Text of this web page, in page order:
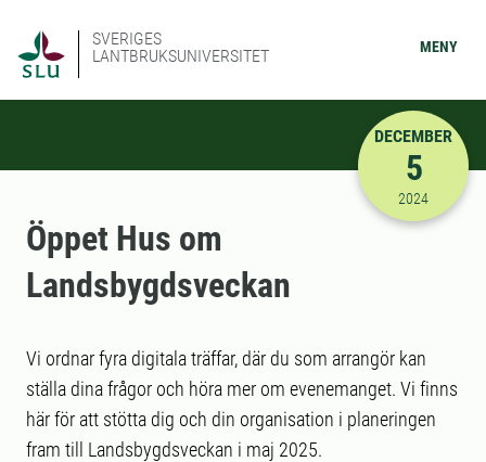
SVERIGES
LANTBRUKSUNIVERSITET
MENY
2024-12-
DECEMBER
5
2024
Öppet Hus om
Landsbygdsveckan
Vi ordnar fyra digitala träffar, där du som arrangör kan
ställa dina frågor och höra mer om evenemanget. Vi finns
här för att stötta dig och din organisation i planeringen
fram till Landsbygdsveckan i maj 2025.